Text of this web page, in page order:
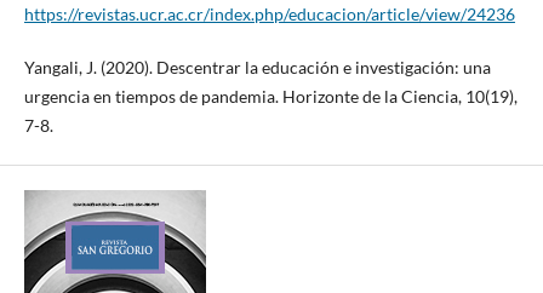
https://revistas.ucr.ac.cr/index.php/educacion/article/view/24236
Yangali, J. (2020). Descentrar la educación e investigación: una
urgencia en tiempos de pandemia. Horizonte de la Ciencia, 10(19),
7-8.